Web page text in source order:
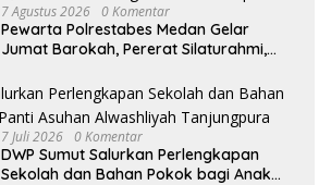
7 Agustus 2026 0 Komentar
Pewarta Polrestabes Medan Gelar
Jumat Barokah, Pererat Silaturahmi,
7 Juli 2026 0 Komentar
DWP Sumut Salurkan Perlengkapan
Sekolah dan Bahan Pokok bagi Anak